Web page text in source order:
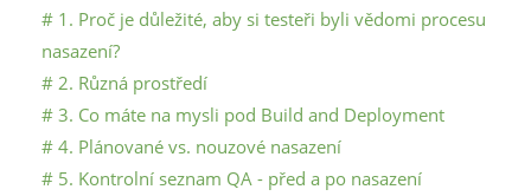
# 1. Proč je důležité, aby si testeři byli vědomi procesu
nasazení?
# 2. Různá prostředí
# 3. Co máte na mysli pod Build and Deployment
# 4. Plánované vs. nouzové nasazení
# 5. Kontrolní seznam QA - před a po nasazení